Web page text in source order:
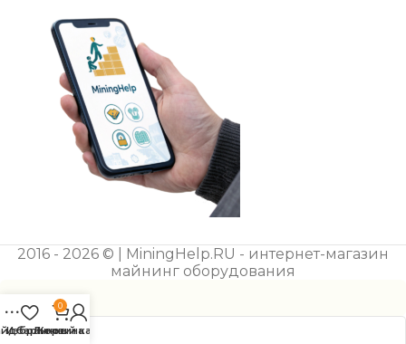
2016 - 2026 © | MiningHelp.RU - интернет-магазин
майнинг оборудования
Избранное
0
Корзина
Личный кабинет